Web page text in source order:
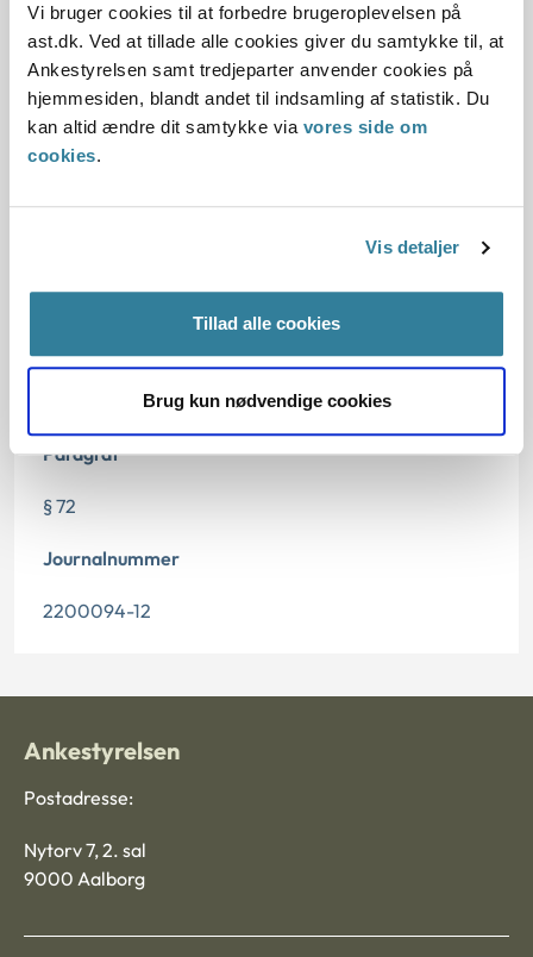
Vi bruger cookies til at forbedre brugeroplevelsen på
ast.dk. Ved at tillade alle cookies giver du samtykke til, at
Ankestyrelsen samt tredjeparter anvender cookies på
hjemmesiden, blandt andet til indsamling af statistik. Du
kan altid ændre dit samtykke via vores side om
cookies.
Vis detaljer
Tillad alle cookies
Brug kun nødvendige cookies
Oplysninger i sagen
Dato for underskrift
Denne principafgørelse er kasseret den 19. juni 2019,
da der er kommet nye regler på området.
Paragraf
§ 72
Journalnummer
2200094-12
Ankestyrelsen
Postadresse:
Nytorv 7, 2. sal
9000 Aalborg